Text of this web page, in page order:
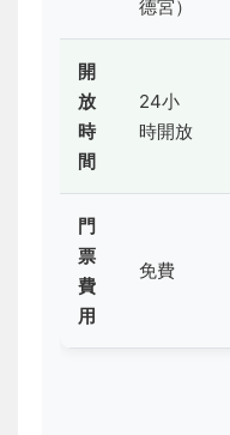
德宮）
開
放
時
間
24小
時開放
門
票
費
用
免費